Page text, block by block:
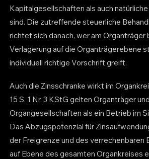
Kapitalgesellschaften als auch
sind. Die zutreffende steuerliche
richtet sich danach, wer am
Verlagerung auf die Organträgerebene
individuell richtige Vorschrift greift.
Auch die Zinsschranke wirkt im
15 S. 1 Nr. 3 KStG gelten Organträger und
Organgesellschaften als ein Betrieb im
Das Abzugspotenzial für
der Freigrenze und des verrechenbaren
auf Ebene des gesamten Organkreises